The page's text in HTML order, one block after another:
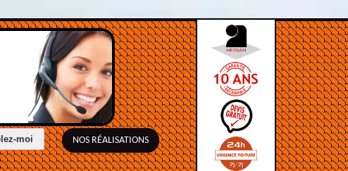
NOS RÉALISATIONS